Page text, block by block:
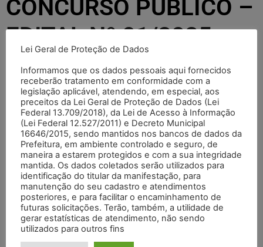
CONCURSO PÚBLICO –
EDITAL Nº 01/2025
atualizado
TI Craisa 22/01/2026 14:03
Preencha o formulário abaixo e clique em "VER
DOCUMENTO".
Você será direcionado para o documento específico.
Seu nome (obrigatório)
Seu CPF (obrigatório)
Lei Geral de Proteção de Dados
Informamos que os dados pessoais aqui fornecidos
receberão tratamento em conformidade com a
legislação aplicável, atendendo, em especial, aos
preceitos da Lei Geral de Proteção de Dados (Lei
Federal 13.709/2018), da Lei de Acesso à Informação
(Lei Federal 12.527/2011) e Decreto Municipal
16646/2015, sendo mantidos nos bancos de dados da
Prefeitura, em ambiente controlado e seguro, de
maneira a estarem protegidos e com a sua integridade
mantida. Os dados coletados serão utilizados para
identificação do titular da manifestação, para
manutenção do seu cadastro e atendimentos
posteriores, e para facilitar o encaminhamento de
futuras solicitações. Terão, também, a utilidade de
gerar estatísticas de atendimento, não sendo
utilizados para outros fins